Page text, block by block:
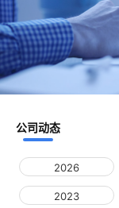
公司动态
2026
2023